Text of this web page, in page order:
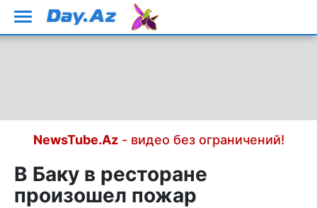
NewsTube.Az- видео без ограничений!
В Баку в ресторане
произошел пожар